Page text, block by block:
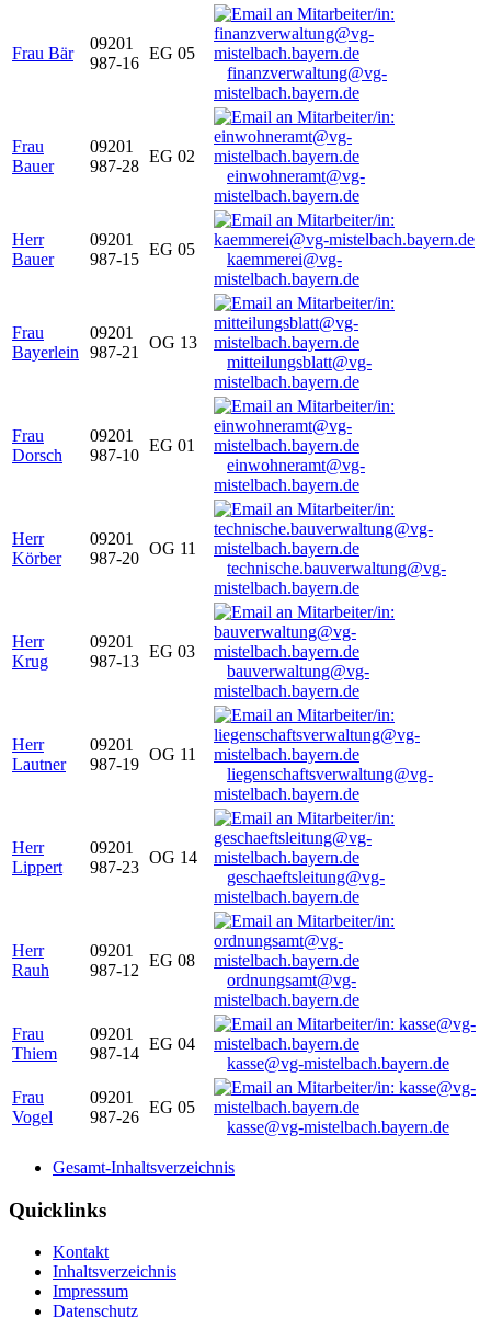
Frau Bär
09201
987-16
EG 05
finanzverwaltung@vg-
mistelbach.bayern.de
Frau
Bauer
09201
987-28
EG 02
einwohneramt@vg-
mistelbach.bayern.de
Herr
Bauer
09201
987-15
EG 05
kaemmerei@vg-
mistelbach.bayern.de
Frau
Bayerlein
09201
987-21
OG 13
mitteilungsblatt@vg-
mistelbach.bayern.de
Frau
Dorsch
09201
987-10
EG 01
einwohneramt@vg-
mistelbach.bayern.de
Herr
Körber
09201
987-20
OG 11
technische.bauverwaltung@vg-
mistelbach.bayern.de
Herr
Krug
09201
987-13
EG 03
bauverwaltung@vg-
mistelbach.bayern.de
Herr
Lautner
09201
987-19
OG 11
liegenschaftsverwaltung@vg-
mistelbach.bayern.de
Herr
Lippert
09201
987-23
OG 14
geschaeftsleitung@vg-
mistelbach.bayern.de
Herr
Rauh
09201
987-12
EG 08
ordnungsamt@vg-
mistelbach.bayern.de
Frau
Thiem
09201
987-14
EG 04
kasse@vg-mistelbach.bayern.de
Frau
Vogel
09201
987-26
EG 05
kasse@vg-mistelbach.bayern.de
Gesamt-Inhaltsverzeichnis
Quicklinks
Kontakt
Inhaltsverzeichnis
Impressum
Datenschutz